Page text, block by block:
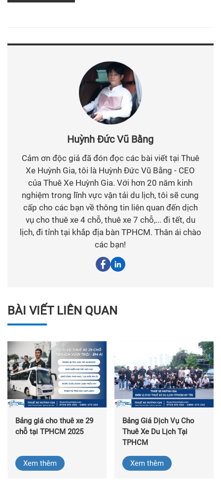
Huỳnh Đức Vũ Bằng
Cảm ơn độc giả đã đón đọc các bài viết tại Thuê
Xe Huỳnh Gia, tôi là Huỳnh Đức Vũ Bằng - CEO
của Thuê Xe Huỳnh Gia. Với hơn 20 năm kinh
nghiệm trong lĩnh vực vận tải du lịch, tôi sẽ cung
cấp cho các bạn về thông tin liên quan đến dịch
vụ cho thuê xe 4 chỗ, thuê xe 7 chỗ,... đi tết, du
lịch, đi tỉnh tại khắp địa bàn TPHCM. Thân ái chào
các bạn!
BÀI VIẾT LIÊN QUAN
Bảng giá cho thuê xe 29
chỗ tại TPHCM 2025
Xem thêm
Bảng Giá Dịch Vụ Cho
Thuê Xe Du Lịch Tại
TPHCM
Xem thêm